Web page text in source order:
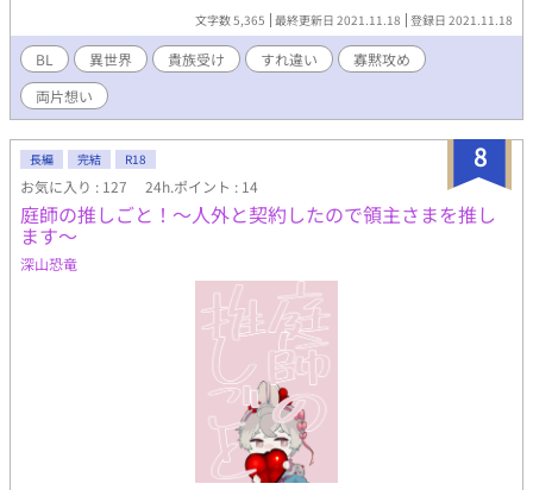
文字数 5,365 最終更新日 2021.11.18 登録日 2021.11.18
BL 異世界 貴族受け すれ違い
寡黙攻め
両片想い
8
長編 完結 R18
お気に入り : 127 24h.ポイント : 14
庭師の推しごと！～人外と契約したので領主さまを推し
ます～
深山恐竜